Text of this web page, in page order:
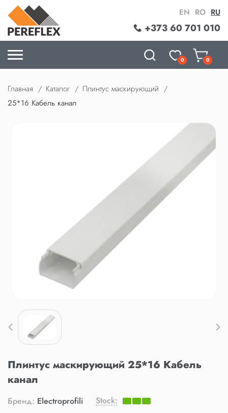
+373 60 701 010
EN RO RU
0 0
Главная Каталог
Плинтус маскирующий
25*16 Кабель канал
Плинтус маскирующий 25*16 Кабель
канал
Бренд: Electroprofili Stock: